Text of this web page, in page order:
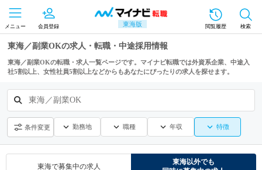
東海版
メニュー 会員登録 閲覧履歴 検索
東海／副業OKの求人・転職・中途採用情報
東海／副業OKの転職・求人一覧ページです。マイナビ転職では外資系企業、中途入
社5割以上、女性社員5割以上などからもあなたにぴったりの求人を探せます。
東海／副業OK
条件変更 勤務地 職種 年収 特徴
東海で募集中の求人
東海以外でも